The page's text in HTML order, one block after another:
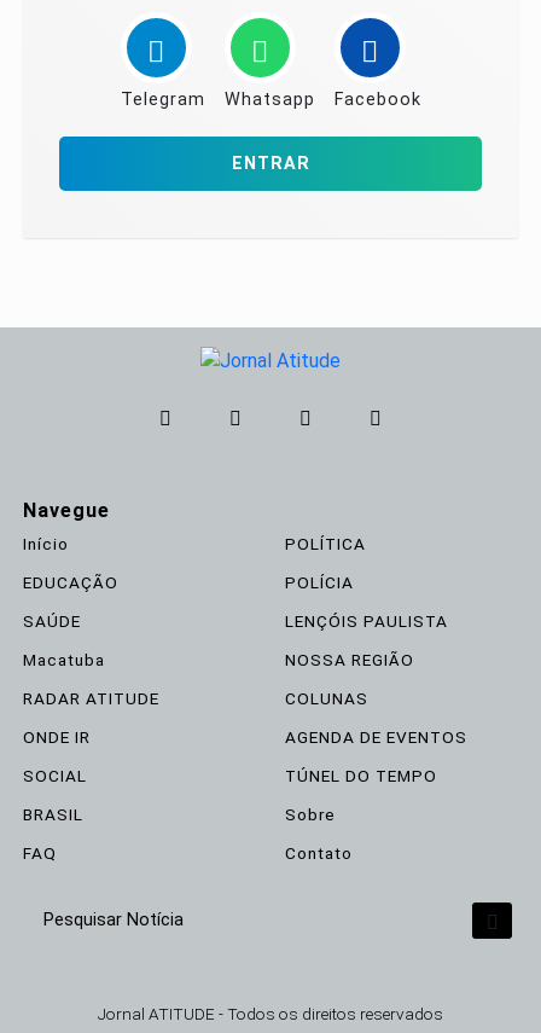
Telegram Whatsapp Facebook
ENTRAR
Navegue
Início
POLÍTICA
EDUCAÇÃO
POLÍCIA
SAÚDE
LENÇÓIS PAULISTA
Macatuba
NOSSA REGIÃO
RADAR ATITUDE
COLUNAS
ONDE IR
AGENDA DE EVENTOS
SOCIAL
TÚNEL DO TEMPO
BRASIL
Sobre
FAQ
Contato
Pesquisar Notícia
Jornal ATITUDE - Todos os direitos reservados
Termos de Uso e Privacidade
entendemos que você concorda com nossos